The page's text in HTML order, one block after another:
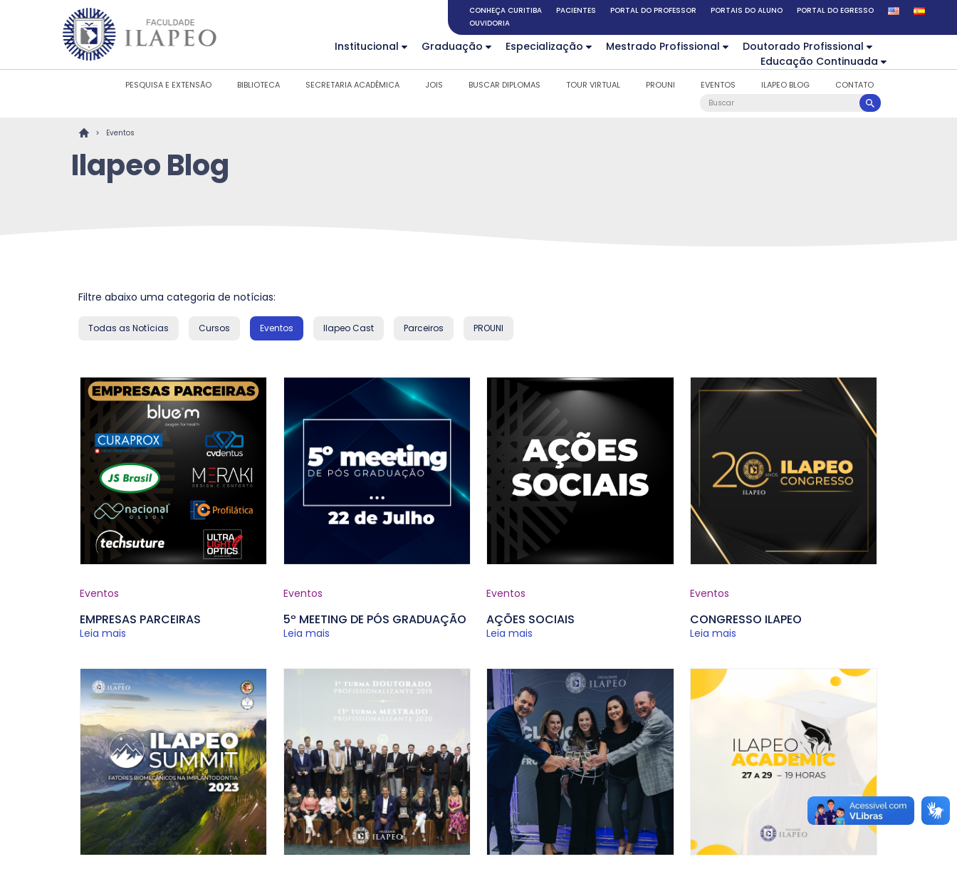
CONHEÇA CURITIBA PACIENTES PORTAL DO PROFESSOR PORTAIS DO ALUNO
PORTAL DO EGRESSO
OUVIDORIA
Institucional Graduação Especialização Mestrado Profissional
Doutorado Profissional
Educação Continuada
PESQUISA E EXTENSÃO BIBLIOTECA SECRETARIA ACADÊMICA JOIS BUSCAR DIPLOMAS TOUR VIRTUAL PROUNI EVENTOS ILAPEO BLOG CONTATO
> Eventos
Ilapeo Blog
Filtre abaixo uma categoria de notícias:
Todas as Notícias Cursos Eventos Ilapeo Cast Parceiros PROUNI
Eventos
EMPRESAS PARCEIRAS
Leia mais
Eventos
5º MEETING DE PÓS GRADUAÇÃO
Leia mais
Eventos
AÇÕES SOCIAIS
Leia mais
Eventos
CONGRESSO ILAPEO
Leia mais